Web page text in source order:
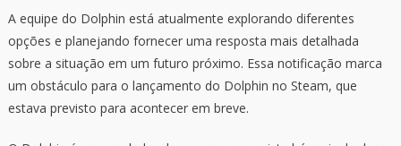
A equipe do Dolphin está atualmente explorando diferentes
opções e planejando fornecer uma resposta mais detalhada
sobre a situação em um futuro próximo. Essa notificação marca
um obstáculo para o lançamento do Dolphin no Steam, que
estava previsto para acontecer em breve.